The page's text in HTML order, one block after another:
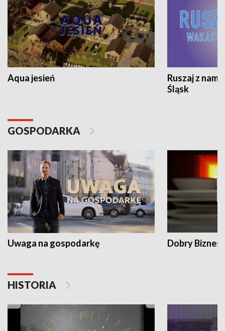
Aqua jesień
Ruszaj z
Śląsk
GOSPODARKA
Uwaga na gospodarkę Dobry Biznes
HISTORIA